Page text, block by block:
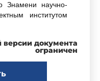
Знамени научно-
институтом
научно-
и проектно-
помощи
версии документа
ограничен